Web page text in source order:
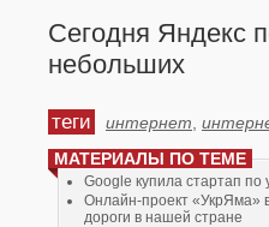
Сегодня Яндекс
небольших
теги интернет
МАТЕРИАЛЫ ПО ТЕМЕ
Google купила стартап по
Онлайн-проект «УкрЯма»
дороги в нашей стране